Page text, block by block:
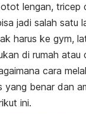
lengan, tricep
jadi salah satu
harus ke gym,
di rumah atau
cara
yang benar dan
ini.